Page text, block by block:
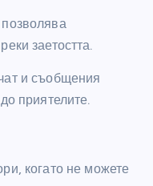
заетостта.
и съобщения
приятелите.
когато не можете